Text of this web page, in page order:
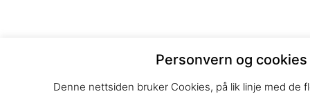
Personvern og cookies
Denne nettsiden bruker Cookies, på lik linje med de